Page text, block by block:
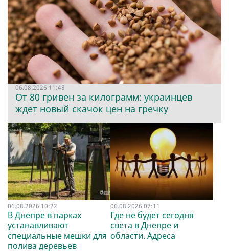
06.08.2026 11:48
От 80 гривен за килограмм: украинцев
ждет новый скачок цен на гречку
06.08.2026 10:22
В Днепре в парках
устанавливают
специальные мешки для
полива деревьев
06.08.2026 07:11
Где не будет сегодня
света в Днепре и
области. Адреса